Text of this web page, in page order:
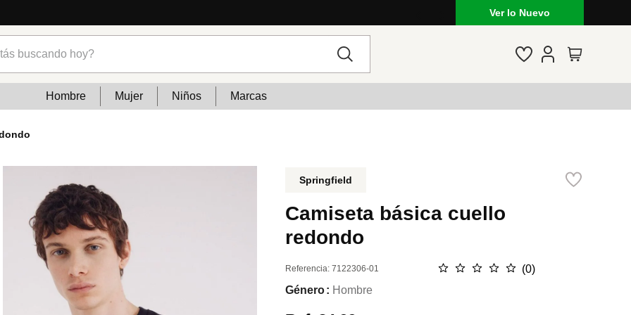
Lo que está de moda en Venezuela: marcas, estilo y tendencias
Ver lo Nuevo
Hombre Mujer Niños Marcas
Springfield
Camiseta básica cuello
redondo
Referencia:7122306-01 ☆ ☆ ☆ ☆ ☆ (0)
Género
Hombre